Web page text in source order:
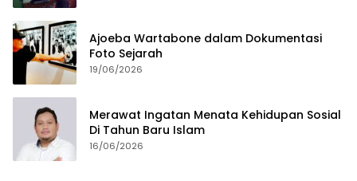
Ajoeba Wartabone dalam Dokumentasi
Foto Sejarah
19/06/2026
Merawat Ingatan Menata Kehidupan Sosial
Di Tahun Baru Islam
16/06/2026